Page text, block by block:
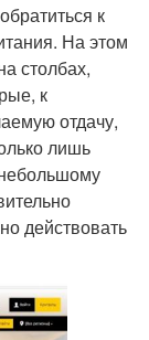
к
На этом
столбах,
к
отдачу,
лишь
действовать